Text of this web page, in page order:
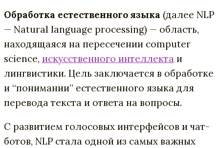
Обработка естественного языка (далее NLP
— Natural language processing) — область,
находящаяся на пересечении computer
science, искусственного интеллекта и
лингвистики. Цель заключается в обработке
и “понимании” естественного языка для
перевода текста и ответа на вопросы.
С развитием голосовых интерфейсов и чат-
ботов, NLP стала одной из самых важных